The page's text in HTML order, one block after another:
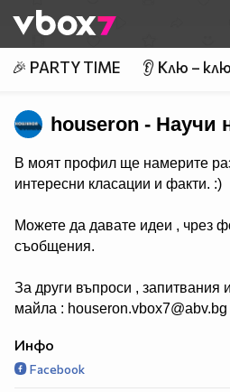
👾
🎉 PARTY TIME 👂 Клю – клю
houseron - Научи
В моят профил ще намерите
интересни класации и факти. :)
Можете да давате идеи , чрез
съобщения.
За други въпроси , запитвания
майла : houseron.vbox7@abv.bg
Инфо
Facebook